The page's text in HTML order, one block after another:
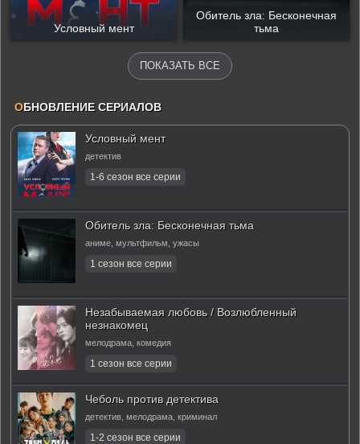
Условный мент
Обитель зла: Бесконечная
тьма
ПОКАЗАТЬ ВСЕ
ОБНОВЛЕНИЕ СЕРИАЛОВ
Условный мент
детектив
Обитель зла: Бесконечная тьма
аниме, мультфильм, ужасы
Незабываемая любовь / Возлюбленный
незнакомец
мелодрама, комедия
Чеболь против детектива
детектив, мелодрама, криминал